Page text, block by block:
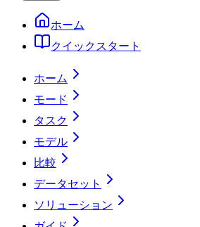
ホーム
クイックスタート
ホーム
モード
タスク
モデル
比較
データセット
ソリューション